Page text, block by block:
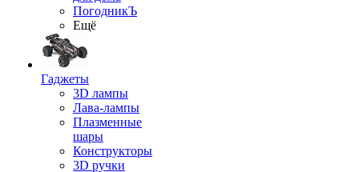
ПогодникЪ
Ещё
Гаджеты
3D лампы
Лава-лампы
Плазменные
шары
Конструкторы
3D ручки